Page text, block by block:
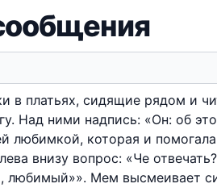
в платьях, сидящие рядом и
Над ними надпись: «Он: об
любимкой, которая и
внизу вопрос: «Че
любимый»». Мем высмеивает